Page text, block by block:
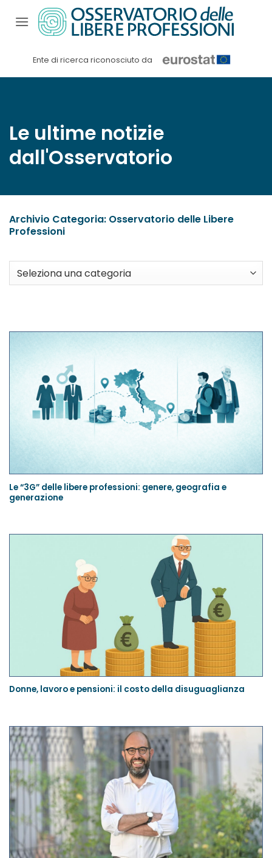
contenuti
Ente di ricerca riconosciuto da
Le ultime notizie
dall'Osservatorio
Archivio Categoria: Osservatorio delle Libere
Professioni
Le “3G” delle libere professioni: genere, geografia e
generazione
Donne, lavoro e pensioni: il costo della disuguaglianza